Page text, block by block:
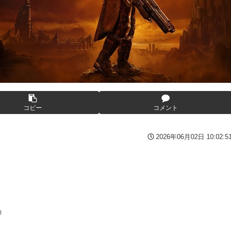
縄ほんとーーーーーーーーにおもんない！！！！」→炎上
ビ番組が最新SNSの数十年先を行っていたと話題に
の衝撃
の比較と通期95億円計画を解説
ど強いの？
、とんでもない姿で発見される…怖すぎる…
？
抜きにレベル高過ぎる件w w w w w w w w w
した結果→やっぱりワイらの姫だったw w w w w w w w w w
、2027年WNBAドラフトの適性を宣言 一部コーチによるWNBA男性
宅や職場をパチンコ屋にしちゃおうｗｗｗ
が露骨すぎる
コピー コメント
2026年06月02日 10:02:51